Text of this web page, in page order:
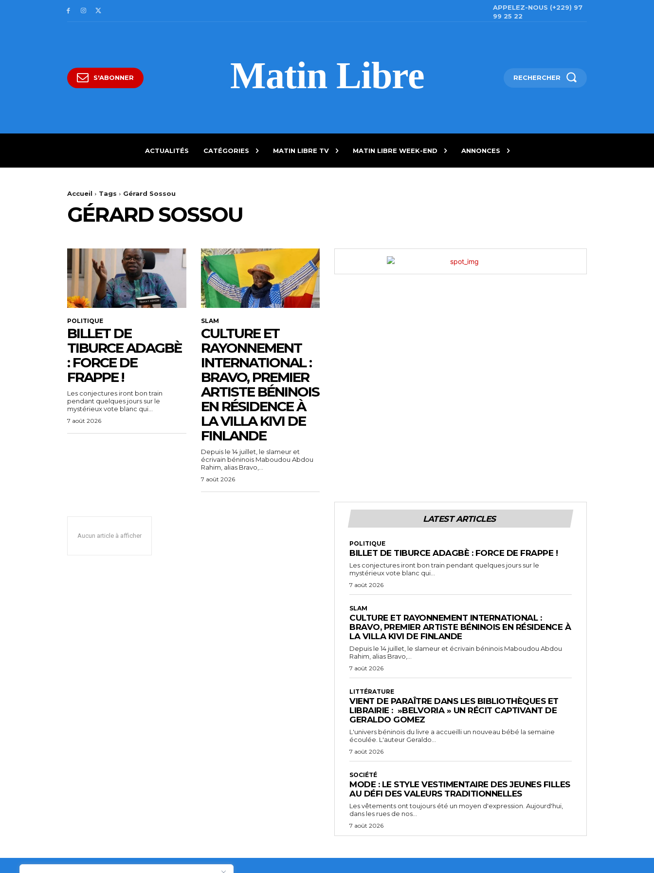
APPELEZ-NOUS (+229) 97
99 25 22
S'ABONNER Matin Libre RECHERCHER
ACTUALITÉS CATÉGORIES MATIN LIBRE TV MATIN LIBRE WEEK-END ANNONCES
Accueil Tags Gérard Sossou
GÉRARD SOSSOU
POLITIQUE
BILLET DE
TIBURCE ADAGBÈ
: FORCE DE
FRAPPE !
Les conjectures iront bon train
pendant quelques jours sur le
mystérieux vote blanc qui...
7 août 2026
SLAM
CULTURE ET
RAYONNEMENT
INTERNATIONAL :
BRAVO, PREMIER
ARTISTE BÉNINOIS
EN RÉSIDENCE À
LA VILLA KIVI DE
FINLANDE
Depuis le 14 juillet, le slameur et
écrivain béninois Maboudou Abdou
Rahim, alias Bravo,...
7 août 2026
Aucun article à afficher
LATEST ARTICLES
POLITIQUE
BILLET DE TIBURCE ADAGBÈ : FORCE DE FRAPPE !
Les conjectures iront bon train pendant quelques jours sur le
mystérieux vote blanc qui...
7 août 2026
SLAM
CULTURE ET RAYONNEMENT INTERNATIONAL :
BRAVO, PREMIER ARTISTE BÉNINOIS EN RÉSIDENCE À
LA VILLA KIVI DE FINLANDE
Depuis le 14 juillet, le slameur et écrivain béninois Maboudou Abdou
Rahim, alias Bravo,...
7 août 2026
LITTÉRATURE
VIENT DE PARAÎTRE DANS LES BIBLIOTHÈQUES ET
LIBRAIRIE : »BELVORIA » UN RÉCIT CAPTIVANT DE
GERALDO GOMEZ
L'univers béninois du livre a accueilli un nouveau bébé la semaine
écoulée. L'auteur Geraldo...
7 août 2026
SOCIÉTÉ
MODE : LE STYLE VESTIMENTAIRE DES JEUNES FILLES
AU DÉFI DES VALEURS TRADITIONNELLES
Les vêtements ont toujours été un moyen d'expression. Aujourd'hui,
dans les rues de nos...
7 août 2026